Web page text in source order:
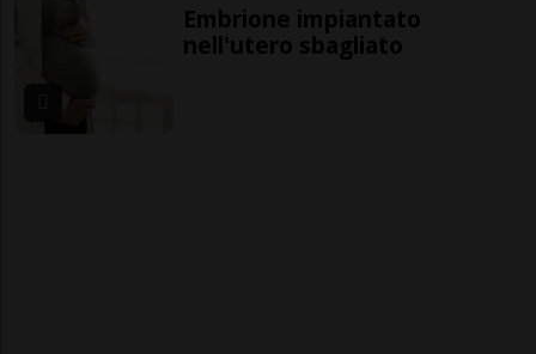
Embrione impiantato
nell'utero sbagliato